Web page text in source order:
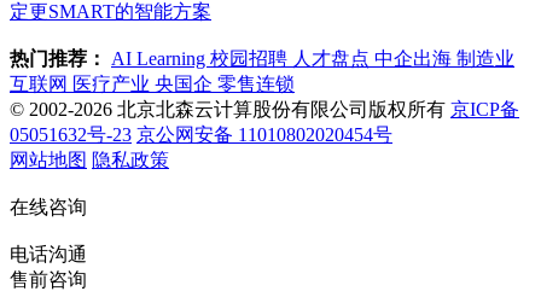
定更SMART的智能方案
热门推荐： AI Learning 校园招聘 人才盘点 中企出海 制造业
互联网 医疗产业 央国企 零售连锁
© 2002-2026 北京北森云计算股份有限公司版权所有 京ICP备
05051632号-23 京公网安备 11010802020454号
网站地图 隐私政策
在线咨询
电话沟通
售前咨询